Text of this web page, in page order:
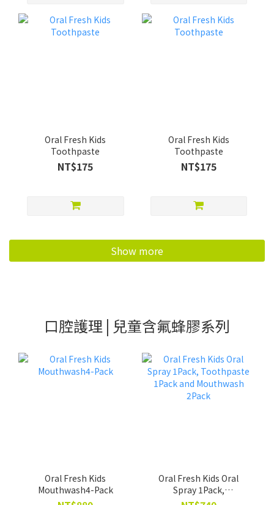
Oral Fresh Kids
Toothpaste
NT$175
Oral Fresh Kids
Toothpaste
NT$175
Show more
口腔護理 | 兒童含氟蜂膠系列
Oral Fresh Kids
Mouthwash4-Pack
Oral Fresh Kids Oral
Spray 1Pack,
Toothpaste 1Pack and